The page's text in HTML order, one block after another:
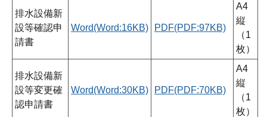
排水設備新
設等確認申
請書
Word(Word:16KB) PDF(PDF:97KB)
A4
縦
（1
枚）
排水設備新
設等変更確
認申請書
Word(Word:30KB) PDF(PDF:70KB)
A4
縦
（1
枚）